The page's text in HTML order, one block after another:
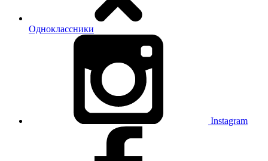
Одноклассники
Instagram